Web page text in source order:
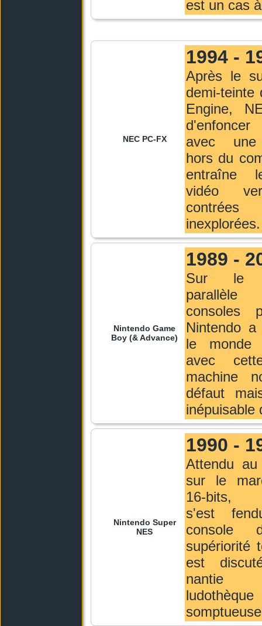
est un cas
NEC PC-FX
1994 -
Après le
demi-teinte
Engine,
avec
hors du
entraîne
vidéo
contrées
inexplorées.
Nintendo Game
Boy (& Advance)
1989 -
Sur le
consoles
Nintendo
le monde
avec
machine
défaut
inépuisable
Nintendo Super
NES
1990 -
Attendu au
sur le
16-bits,
s'est
console
supériorité
est
nantie
ludothèque